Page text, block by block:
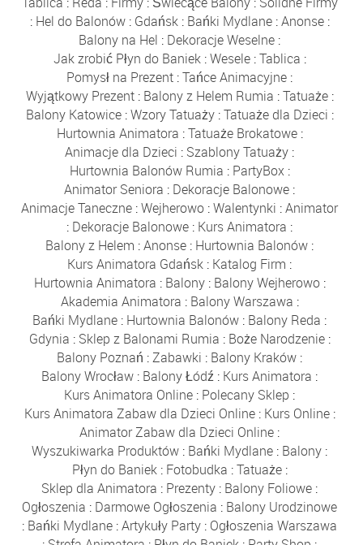
: Hel do Balonów: Gdańsk: Bańki Mydlane:Anonse:
Balony na Hel : Dekoracje Weselne :
Jak zrobić Płyn do Baniek:Wesele:Tablica :
Pomysł na Prezent :Tańce Animacyjne :
Wyjątkowy Prezent: Balony z Helem Rumia :Tatuaże:
Balony Katowice:Wzory Tatuaży:Tatuaże dla Dzieci :
Hurtownia Animatora :Tatuaże Brokatowe:
Animacje dla Dzieci : Szablony Tatuaży :
Hurtownia Balonów Rumia : PartyBox:
Animator Seniora : Dekoracje Balonowe :
Animacje Taneczne :Wejherowo :Walentynki :Animator
: Dekoracje Balonowe : Kurs Animatora :
Balony z Helem :Anonse : Hurtownia Balonów :
Kurs Animatora Gdańsk : Katalog Firm :
Hurtownia Animatora : Balony: Balony Wejherowo:
Akademia Animatora : Balony Warszawa :
Bańki Mydlane : Hurtownia Balonów : Balony Reda :
Gdynia : Sklep z Balonami Rumia : Boże Narodzenie:
Balony Poznań :Zabawki : Balony Kraków :
Balony Wrocław : Balony Łódź : Kurs Animatora :
Kurs Animatora Online : Polecany Sklep :
Kurs Animatora Zabaw dla Dzieci Online: Kurs Online:
Animator Zabaw dla Dzieci Online :
Wyszukiwarka Produktów : Bańki Mydlane : Balony :
Płyn do Baniek: Fotobudka :Tatuaże:
Sklep dla Animatora : Prezenty : Balony Foliowe :
Ogłoszenia : Darmowe Ogłoszenia : Balony Urodzinowe
: Bańki Mydlane :Artykuły Party : Ogłoszenia Warszawa